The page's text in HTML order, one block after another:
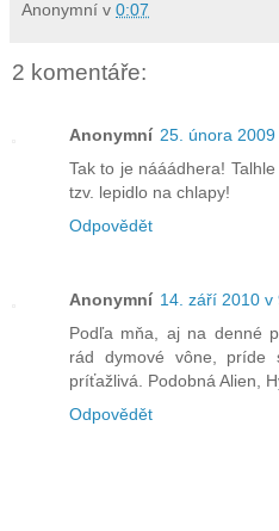
Anonymní v 0:07
2 komentáře:
Anonymní 25. února 2009
Tak to je nááádhera!
tzv. lepidlo na chlapy!
Odpovědět
Anonymní 14. září 2010 v
Podľa mňa, aj na denné
rád dymové vône,
príťažlivá. Podobná Alien,
Odpovědět